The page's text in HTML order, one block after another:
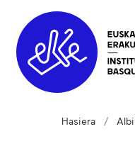
Hasiera